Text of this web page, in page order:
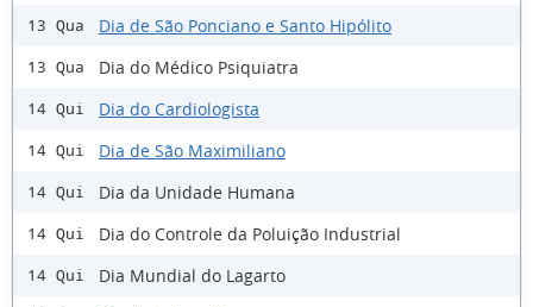
13 Qua Dia de São Ponciano e Santo Hipólito
13 Qua Dia do Médico Psiquiatra
14 Qui Dia do Cardiologista
14 Qui Dia de São Maximiliano
14 Qui Dia da Unidade Humana
14 Qui Dia do Controle da Poluição Industrial
14 Qui Dia Mundial do Lagarto